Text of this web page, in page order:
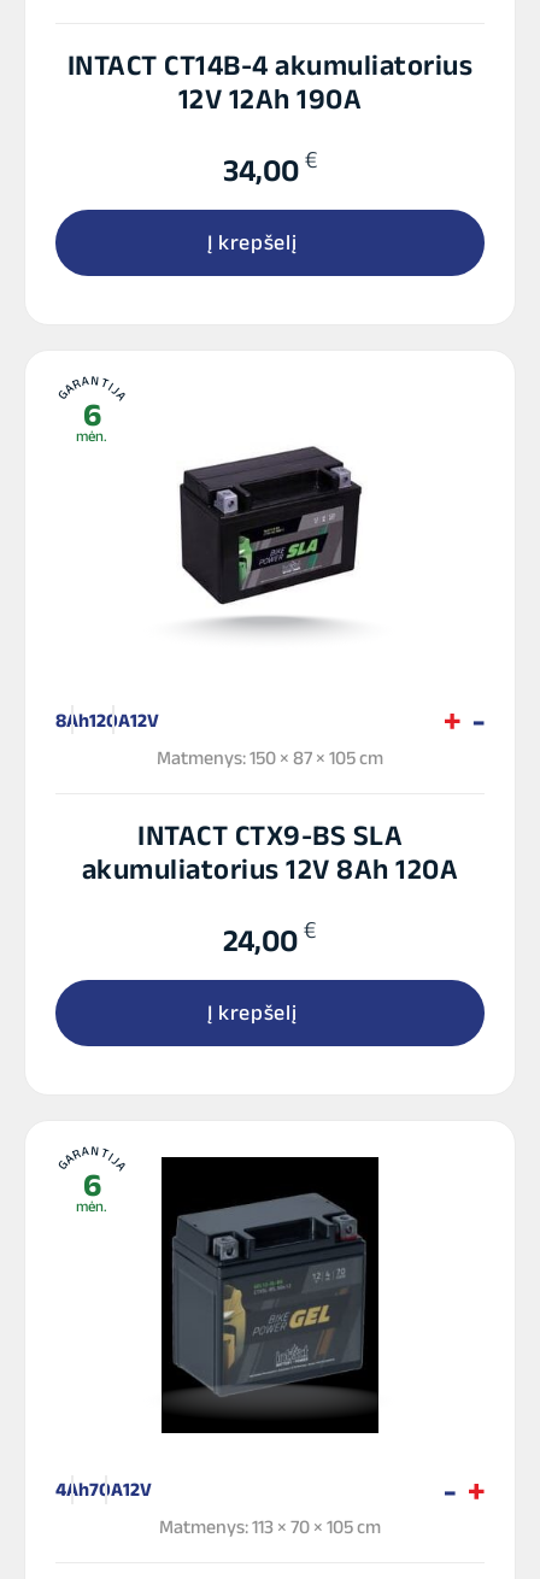
INTACT CT14B-4 akumuliatorius
12V 12Ah 190A
34,00 €
Į krepšelį
GARANTIJA
6
mėn.
8Ah120A12V
Matmenys: 150 × 87 × 105 cm
INTACT CTX9-BS SLA
akumuliatorius 12V 8Ah 120A
24,00 €
Į krepšelį
GARANTIJA
6
mėn.
4Ah70A12V
Matmenys: 113 × 70 × 105 cm